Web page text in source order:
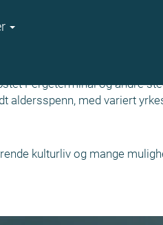
Fergeterminal og andre
aldersspenn, med variert
kulturliv og mange